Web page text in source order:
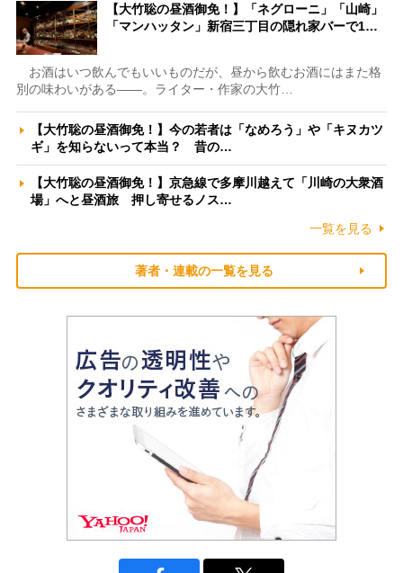
【大竹聡の昼酒御免！】「ネグローニ」「山崎」
「マンハッタン」新宿三丁目の隠れ家バーで1…
お酒はいつ飲んでもいいものだが、昼から飲むお酒にはまた格
別の味わいがある――。ライター・作家の大竹…
【大竹聡の昼酒御免！】今の若者は「なめろう」や「キヌカツ
ギ」を知らないって本当？ 昔の…
【大竹聡の昼酒御免！】京急線で多摩川越えて「川崎の大衆酒
場」へと昼酒旅 押し寄せるノス…
一覧を見る
著者・連載の一覧を見る